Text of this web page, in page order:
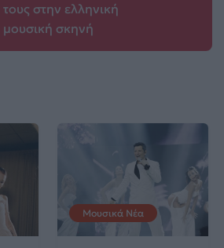
τους στην ελληνική
μουσική σκηνή
Μουσικά Νέα